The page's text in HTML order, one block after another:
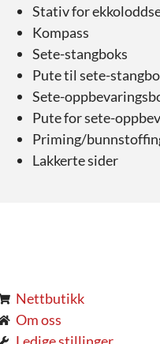
Stativ for
Kompass
Sete-stangboks
Pute til sete-
Sete-
Pute for sete-
Priming/
Lakkerte sider
Nettbutikk
Om oss